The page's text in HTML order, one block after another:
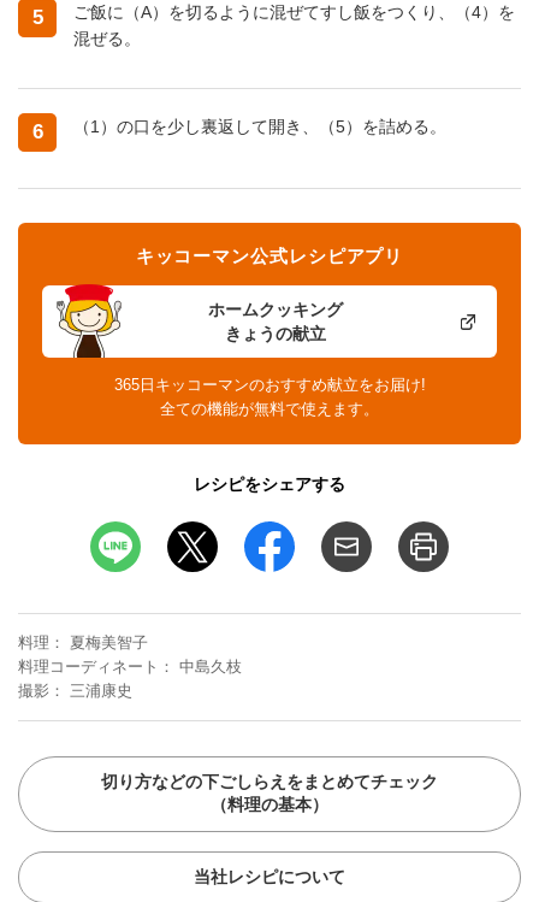
5
ご飯に（A）を切るように混ぜてすし飯をつくり、（4）を
混ぜる。
6 （1）の口を少し裏返して開き、（5）を詰める。
ホームクッキング
きょうの献立
キッコーマン公式レシピアプリ
365日キッコーマンのおすすめ献立をお届け!
全ての機能が無料で使えます。
レシピをシェアする
料理
夏梅美智子
料理コーディネート
中島久枝
撮影
三浦康史
切り方などの下ごしらえをまとめてチェック
（料理の基本）
当社レシピについて